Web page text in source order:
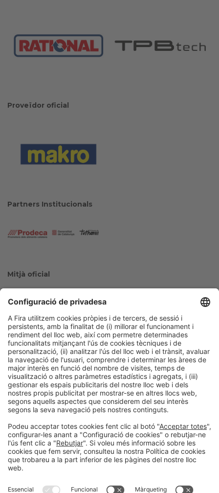
Proveïdor oficial
Partners Institucionals
Mitjà oficial
Col·laboradors